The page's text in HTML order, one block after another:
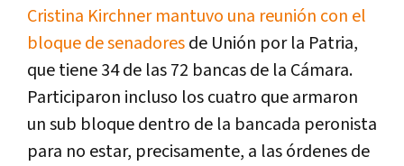
Cristina Kirchner mantuvo una reunión con el
bloque de senadoresde Unión por la Patria,
que tiene 34 de las 72 bancas de la Cámara.
Participaron incluso los cuatro que armaron
un sub bloque dentro de la bancada peronista
para no estar, precisamente, a las órdenes de